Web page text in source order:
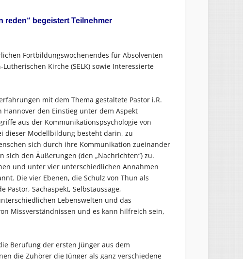
reden“ begeistert Teilnehmer
Fortbildungswochenendes für Absolventen
Kirche (SELK) sowie Interessierte
mit dem Thema gestaltete Pastor i.R.
Hannover den Einstieg unter dem Aspekt
aus der Kommunikationspsychologie von
dieser Modellbildung besteht darin, zu
sich durch ihre Kommunikation zueinander
sich den Äußerungen (den „Nachrichten“) zu.
und unter vier unterschiedlichen Annahmen
Die vier Ebenen, die Schulz von Thun als
Pastor, Sachaspekt, Selbstaussage,
Lebenswelten und das
Missverständnissen und es kann hilfreich sein,
Berufung der ersten Jünger aus dem
die Zuhörer die Jünger als ganz verschiedene